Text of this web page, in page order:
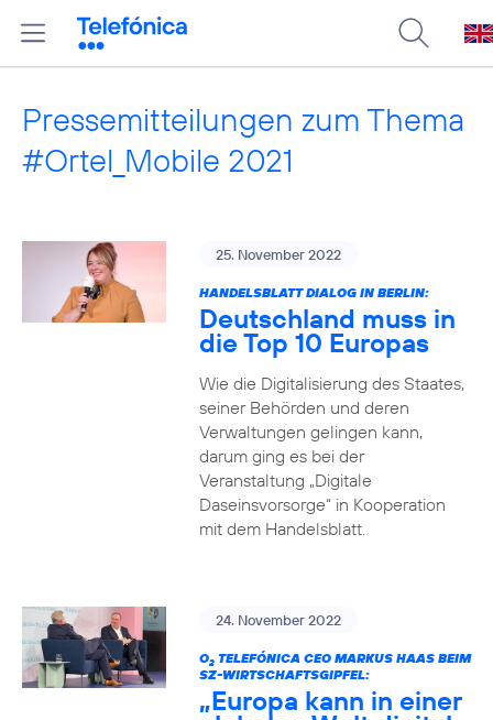
Pressemitteilungen zum Thema
#Ortel_Mobile 2021
25. November 2022
HANDELSBLATT DIALOG IN BERLIN:
Deutschland muss in
die Top 10 Europas
Wie die Digitalisierung des Staates,
seiner Behörden und deren
Verwaltungen gelingen kann,
darum ging es bei der
Veranstaltung „Digitale
Daseinsvorsorge“ in Kooperation
mit dem Handelsblatt.
24. November 2022
O2TELEFÓNICA CEO MARKUS HAAS BEIM
SZ-WIRTSCHAFTSGIPFEL:
„Europa kann in einer